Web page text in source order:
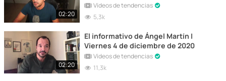
02:20
Vídeos de tendencias
5,3k
02:20
El informativo de Ángel Martín |
Viernes 4 de diciembre de 2020
Vídeos de tendencias
11,3k